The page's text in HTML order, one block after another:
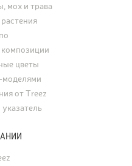
мох и трава
цветы
моделями
от Treez